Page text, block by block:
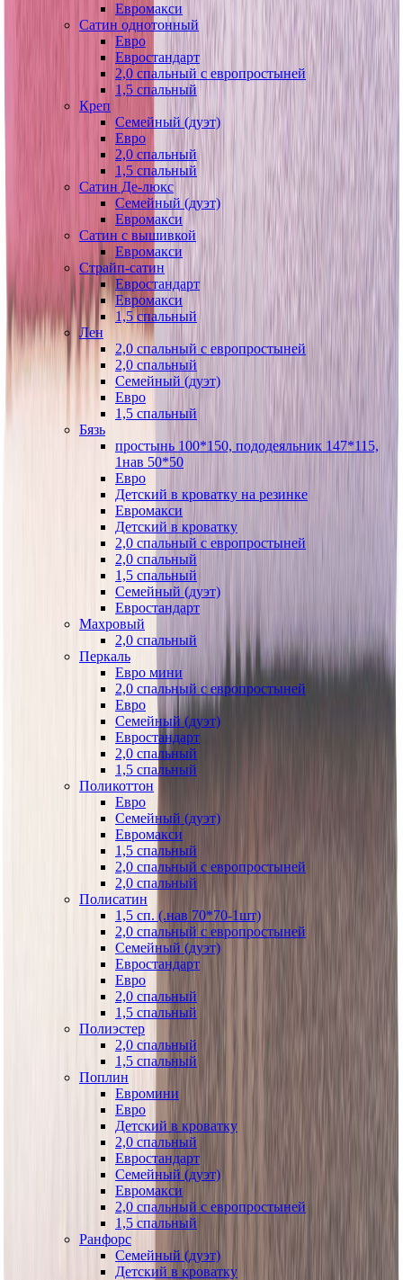
Евромакси
Сатин однотонный
Евро
Евростандарт
2,0 спальный с европростыней
1,5 спальный
Креп
Семейный (дуэт)
Евро
2,0 спальный
1,5 спальный
Сатин Де-люкс
Семейный (дуэт)
Евромакси
Сатин с вышивкой
Евромакси
Страйп-сатин
Евростандарт
Евромакси
1,5 спальный
Лен
2,0 спальный с европростыней
2,0 спальный
Семейный (дуэт)
Евро
1,5 спальный
Бязь
простынь 100*150, пододеяльник 147*115,
1нав 50*50
Евро
Детский в кроватку на резинке
Евромакси
Детский в кроватку
2,0 спальный с европростыней
2,0 спальный
1,5 спальный
Семейный (дуэт)
Евростандарт
Махровый
2,0 спальный
Перкаль
Евро мини
2,0 спальный с европростыней
Евро
Семейный (дуэт)
Евростандарт
2,0 спальный
1,5 спальный
Поликоттон
Евро
Семейный (дуэт)
Евромакси
1,5 спальный
2,0 спальный с европростыней
2,0 спальный
Полисатин
1,5 сп. (.нав 70*70-1шт)
2,0 спальный с европростыней
Семейный (дуэт)
Евростандарт
Евро
2,0 спальный
1,5 спальный
Полиэстер
2,0 спальный
1,5 спальный
Поплин
Евромини
Евро
Детский в кроватку
2,0 спальный
Евростандарт
Семейный (дуэт)
Евромакси
2,0 спальный с европростыней
1,5 спальный
Ранфорс
Семейный (дуэт)
Детский в кроватку